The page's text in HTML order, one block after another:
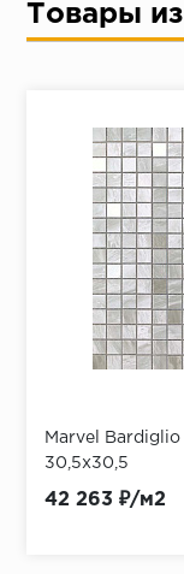
Товары
Marvel
30,5x30,5
42 263 ₽/м2